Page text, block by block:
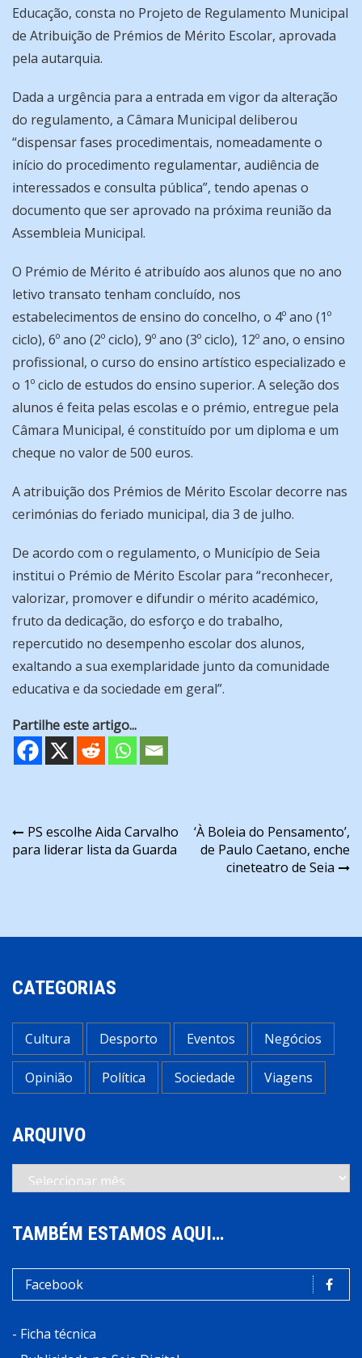
Educação, consta no Projeto de Regulamento Municipal
de Atribuição de Prémios de Mérito Escolar, aprovada
pela autarquia.
Dada a urgência para a entrada em vigor da alteração
do regulamento, a Câmara Municipal deliberou
“dispensar fases procedimentais, nomeadamente o
início do procedimento regulamentar, audiência de
interessados e consulta pública”, tendo apenas o
documento que ser aprovado na próxima reunião da
Assembleia Municipal.
O Prémio de Mérito é atribuído aos alunos que no ano
letivo transato tenham concluído, nos
estabelecimentos de ensino do concelho, o 4º ano (1º
ciclo), 6º ano (2º ciclo), 9º ano (3º ciclo), 12º ano, o ensino
profissional, o curso do ensino artístico especializado e
o 1º ciclo de estudos do ensino superior. A seleção dos
alunos é feita pelas escolas e o prémio, entregue pela
Câmara Municipal, é constituído por um diploma e um
cheque no valor de 500 euros.
A atribuição dos Prémios de Mérito Escolar decorre nas
cerimónias do feriado municipal, dia 3 de julho.
De acordo com o regulamento, o Município de Seia
institui o Prémio de Mérito Escolar para “reconhecer,
valorizar, promover e difundir o mérito académico,
fruto da dedicação, do esforço e do trabalho,
repercutido no desempenho escolar dos alunos,
exaltando a sua exemplaridade junto da comunidade
educativa e da sociedade em geral”.
Partilhe este artigo...
Navegação
de
PS escolhe Aida Carvalho
para liderar lista da Guarda
‘À Boleia do Pensamento’,
de Paulo Caetano, enche
cineteatro de Seia
CATEGORIAS
Cultura Desporto Eventos Negócios
Opinião Política Sociedade Viagens
ARQUIVO
Arquivo
TAMBÉM ESTAMOS AQUI…
Facebook
- Ficha técnica